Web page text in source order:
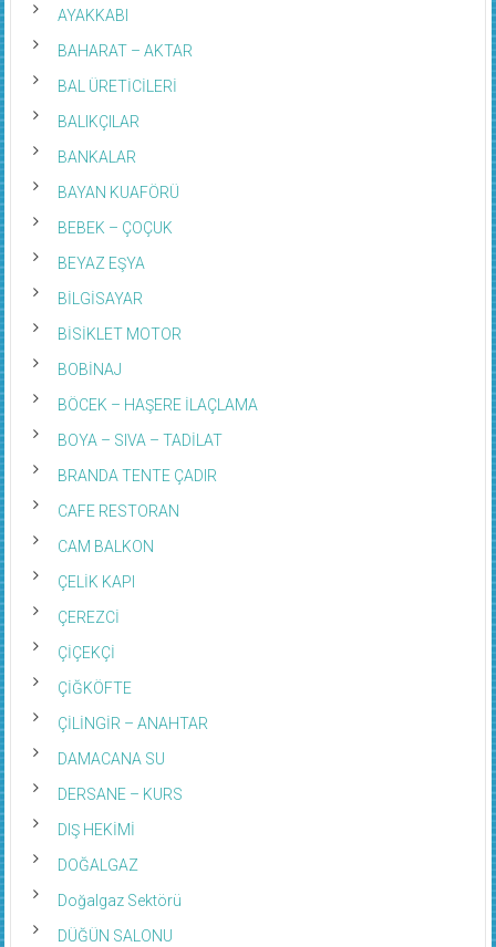
AYAKKABI
BAHARAT – AKTAR
BAL ÜRETİCİLERİ
BALIKÇILAR
BANKALAR
BAYAN KUAFÖRÜ
BEBEK – ÇOÇUK
BEYAZ EŞYA
BİLGİSAYAR
BİSİKLET MOTOR
BOBİNAJ
BÖCEK – HAŞERE İLAÇLAMA
BOYA – SIVA – TADİLAT
BRANDA TENTE ÇADIR
CAFE RESTORAN
CAM BALKON
ÇELİK KAPI
ÇEREZCİ
ÇİÇEKÇİ
ÇİĞKÖFTE
ÇİLİNGİR – ANAHTAR
DAMACANA SU
DERSANE – KURS
DIŞ HEKİMİ
DOĞALGAZ
Doğalgaz Sektörü
DÜĞÜN SALONU